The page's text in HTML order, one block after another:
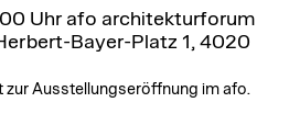
Uhr afo architekturforum
Bayer-Platz 1, 4020
zur Ausstellungseröffnung im afo.